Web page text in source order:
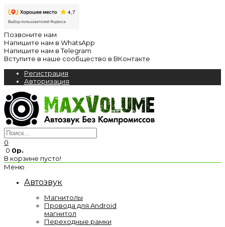
Позвоните нам
Напишите нам в WhatsApp
Напишите нам в Telegram
Вступите в наше сообщество в ВКонтакте
Регистрация
Авторизация
0
0 0р.
В корзине пусто!
Меню
Автозвук
Магнитолы
Провода для Android
магнитол
Переходные рамки